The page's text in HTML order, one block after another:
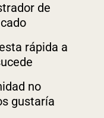
de
rápida a
no
gustaría